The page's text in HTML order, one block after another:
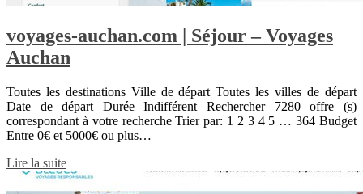
voyages-auchan.com | Séjour – Voyages
Auchan
Toutes les destinations Ville de départ Toutes les villes de départ
Date de départ Durée Indifférent Rechercher 7280 offre (s)
correspondant à votre recherche Trier par: 1 2 3 4 5 … 364 Budget
Entre 0€ et 5000€ ou plus…
Lire la suite